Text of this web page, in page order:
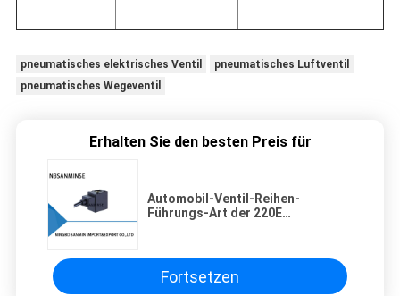
pneumatisches elektrisches Ventil
pneumatisches Luftventil
pneumatisches Wegeventil
Erhalten Sie den besten Preis für
Automobil-Ventil-Reihen-
Führungs-Art der 220E
Fortsetzen